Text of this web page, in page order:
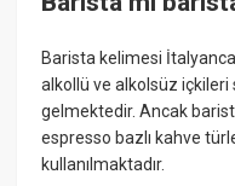
Barista kelimesi
alkollü ve alkolsüz içkileri
gelmektedir. Ancak
espresso bazlı kahve
kullanılmaktadır.